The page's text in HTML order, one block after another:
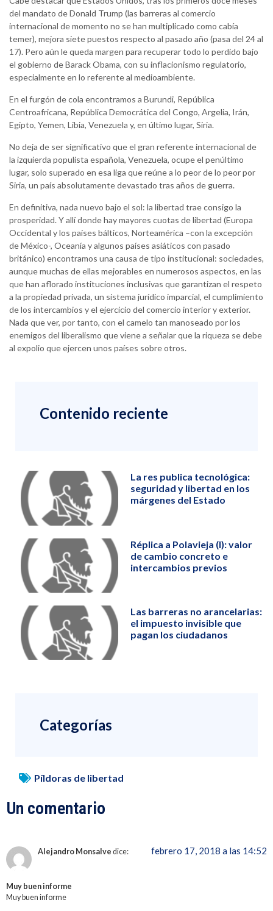
del mandato de Donald Trump (las barreras al comercio
internacional de momento no se han multiplicado como cabía
temer), mejora siete puestos respecto al pasado año (pasa del 24 al
17). Pero aún le queda margen para recuperar todo lo perdido bajo
el gobierno de Barack Obama, con su inflacionismo regulatorio,
especialmente en lo referente al medioambiente.
En el furgón de cola encontramos a Burundi, República
Centroafricana, República Democrática del Congo, Argelia, Irán,
Egipto, Yemen, Libia, Venezuela y, en último lugar, Siria.
No deja de ser significativo que el gran referente internacional de
la izquierda populista española, Venezuela, ocupe el penúltimo
lugar, solo superado en esa liga que reúne a lo peor de lo peor por
Siria, un país absolutamente devastado tras años de guerra.
En definitiva, nada nuevo bajo el sol: la libertad trae consigo la
prosperidad. Y allí donde hay mayores cuotas de libertad (Europa
Occidental y los países bálticos, Norteamérica –con la excepción
de México-, Oceanía y algunos países asiáticos con pasado
británico) encontramos una causa de tipo institucional: sociedades,
aunque muchas de ellas mejorables en numerosos aspectos, en las
que han aflorado instituciones inclusivas que garantizan el respeto
a la propiedad privada, un sistema jurídico imparcial, el cumplimiento
de los intercambios y el ejercicio del comercio interior y exterior.
Nada que ver, por tanto, con el camelo tan manoseado por los
enemigos del liberalismo que viene a señalar que la riqueza se debe
al expolio que ejercen unos países sobre otros.
Contenido reciente
La res publica tecnológica:
seguridad y libertad en los
márgenes del Estado
Réplica a Polavieja (I): valor
de cambio concreto e
intercambios previos
Las barreras no arancelarias:
el impuesto invisible que
pagan los ciudadanos
Categorías
Píldoras de libertad
Un comentario
Alejandro Monsalve dice: febrero 17, 2018 a las 14:52
Muy buen informe
Muy buen informe